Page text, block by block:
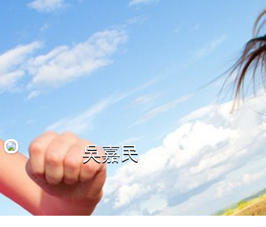
搜尋景點
好康優惠
最新留言
商家合作
推薦景點
吳嘉民